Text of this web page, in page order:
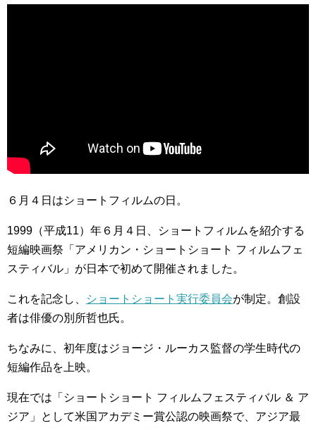
６月４日はショートフィルムの日。
1999（平成11）年６月４日、ショートフィルムを紹介する
短編映画祭「アメリカン・ショートショート フィルムフェ
スティバル」が日本で初めて開催されました。
これを記念し、 ショートショート実行委員会が制定。創設
者は俳優の別所哲也氏。
ちなみに、初年度はジョージ・ルーカス監督の学生時代の
短編作品を上映。
現在では「ショートショート フィルムフェスティバル ＆ ア
ジア」として米国アカデミー賞公認の映画祭で、アジア最